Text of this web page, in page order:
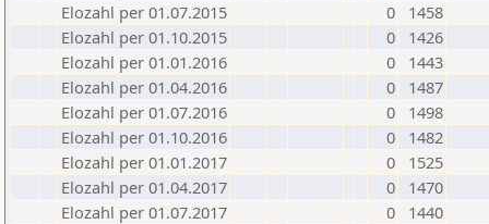
Elozahl per 01.07.2015
0
1458
Elozahl per 01.10.2015
0
1426
Elozahl per 01.01.2016
0
1443
Elozahl per 01.04.2016
0
1487
Elozahl per 01.07.2016
0
1498
Elozahl per 01.10.2016
0
1482
Elozahl per 01.01.2017
0
1525
Elozahl per 01.04.2017
0
1470
Elozahl per 01.07.2017
0
1440